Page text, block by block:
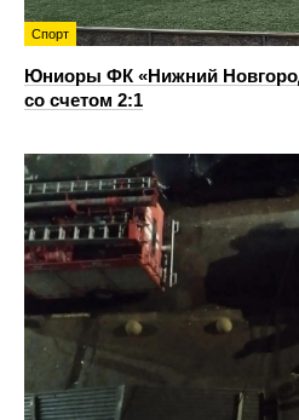
Спорт
Юниоры ФК «Нижний
со счетом 2:1